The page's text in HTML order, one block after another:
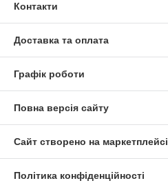
Контакти
Доставка та оплата
Графік роботи
Повна версія сайту
Сайт створено на маркетплейсі
Політика конфіденційності